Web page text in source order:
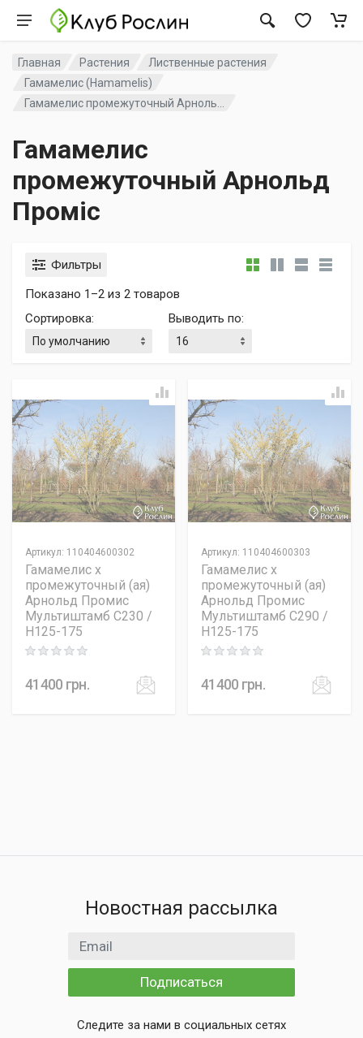
Главная Растения
Лиственные растения
Гамамелис (Hamamelis)
Гамамелис промежуточный Арноль...
Гамамелис
промежуточный Арнольд
Проміс
Фильтры
Показано 1–2 из 2 товаров
Сортировка: Выводить по:
Артикул: 110404600302
Гамамелис x
промежуточный (ая)
Арнольд Промис
Мультиштамб C230 /
H125-175
Rating: 0 out of 5
41400 грн.
Артикул: 110404600303
Гамамелис x
промежуточный (ая)
Арнольд Промис
Мультиштамб C290 /
H125-175
Rating: 0 out of 5
41400 грн.
Новостная рассылка
Email адрес
Подписаться
Следите за нами в социальных сетях